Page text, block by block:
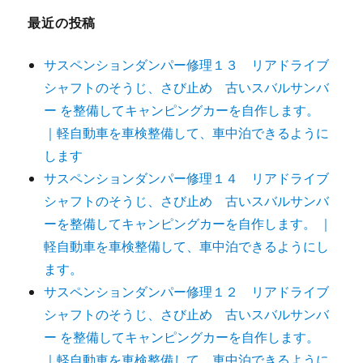
最近の投稿
サスペンションダンパー修理１３ リアドライブ
シャフトのそうじ、さび止め 古いスバルサンバ
ー を整備してキャンピングカーを自作します。
｜軽自動車を車検整備して、車中泊できるように
します
サスペンションダンパー修理１４ リアドライブ
シャフトのそうじ、さび止め 古いスバルサンバ
ーを整備してキャンピングカーを自作します。 ｜
軽自動車を車検整備して、車中泊できるようにし
ます。
サスペンションダンパー修理１２ リアドライブ
シャフトのそうじ、さび止め 古いスバルサンバ
ー を整備してキャンピングカーを自作します。
｜軽自動車を車検整備して、車中泊できるように